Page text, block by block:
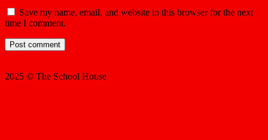
Save my name, email, and website in this browser for the next
time I comment.
2025 © The School House